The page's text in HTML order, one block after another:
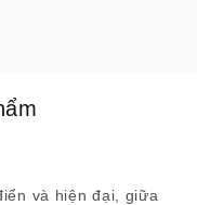
và hiện đại, giữa